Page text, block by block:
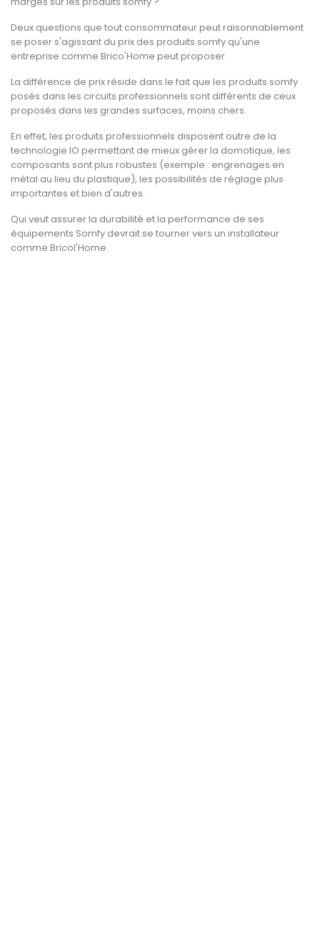
Deux questions que tout consommateur peut raisonnablement
se poser s'agissant du prix des produits somfy qu'une
entreprise comme Brico'Home peut proposer.
La différence de prix réside dans le fait que les produits somfy
posés dans les circuits professionnels sont différents de ceux
proposés dans les grandes surfaces, moins chers.
En effet, les produits professionnels disposent outre de la
technologie IO permettant de mieux gérer la domotique, les
composants sont plus robustes (exemple : engrenages en
métal au lieu du plastique), les possibilités de réglage plus
importantes et bien d'autres.
Qui veut assurer la durabilité et la performance de ses
équipements Somfy devrait se tourner vers un installateur
comme Bricol'Home.